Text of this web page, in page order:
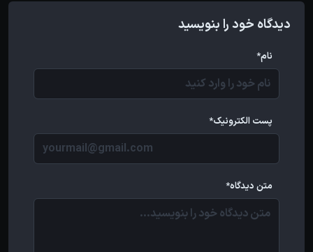
دیدگاه خود را بنویسید
نام*
پست الکترونیک*
متن دیدگاه*